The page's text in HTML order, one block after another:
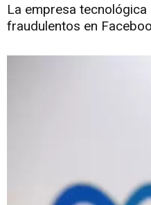
La empresa
fraudulentos en